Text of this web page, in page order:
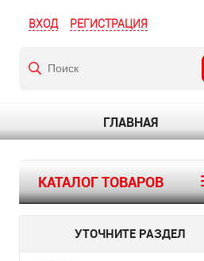
ВХОД РЕГИСТРАЦИЯ
ГЛАВНАЯ
КАТАЛОГ ТОВАРОВ
УТОЧНИТЕ РАЗДЕЛ